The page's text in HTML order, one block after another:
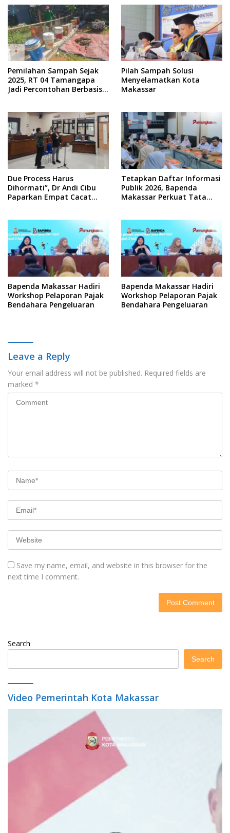
Pemilahan Sampah Sejak
2025, RT 04 Tamangapa
Jadi Percontohan Berbasis
Pilah Sampah Solusi
Menyelamatkan Kota
Makassar
Due Process Harus
Dihormati”, Dr Andi Cibu
Paparkan Empat Cacat
Tetapkan Daftar Informasi
Publik 2026, Bapenda
Makassar Perkuat Tata
Bapenda Makassar Hadiri
Workshop Pelaporan Pajak
Bendahara Pengeluaran
Bapenda Makassar Hadiri
Workshop Pelaporan Pajak
Bendahara Pengeluaran
Leave a Reply
Your email address will not be published. Required fields are
marked *
Save my name, email, and website in this browser for the
next time I comment.
Search
Search
Video Pemerintah Kota Makassar